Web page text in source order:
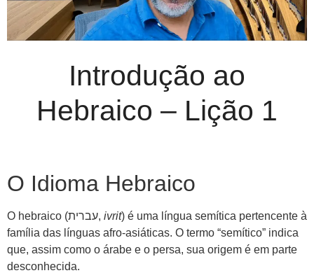
Introdução ao
Hebraico – Lição 1
O Idioma Hebraico
O hebraico (עברית, ivrit) é uma língua semítica pertencente à
família das línguas afro-asiáticas. O termo “semítico” indica
que, assim como o árabe e o persa, sua origem é em parte
desconhecida.